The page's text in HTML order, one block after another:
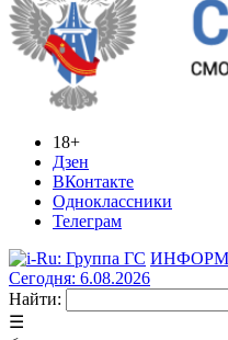
18+
Дзен
ВКонтакте
Одноклассники
Телеграм
Сегодня: 6.08.2026
Найти:
☰